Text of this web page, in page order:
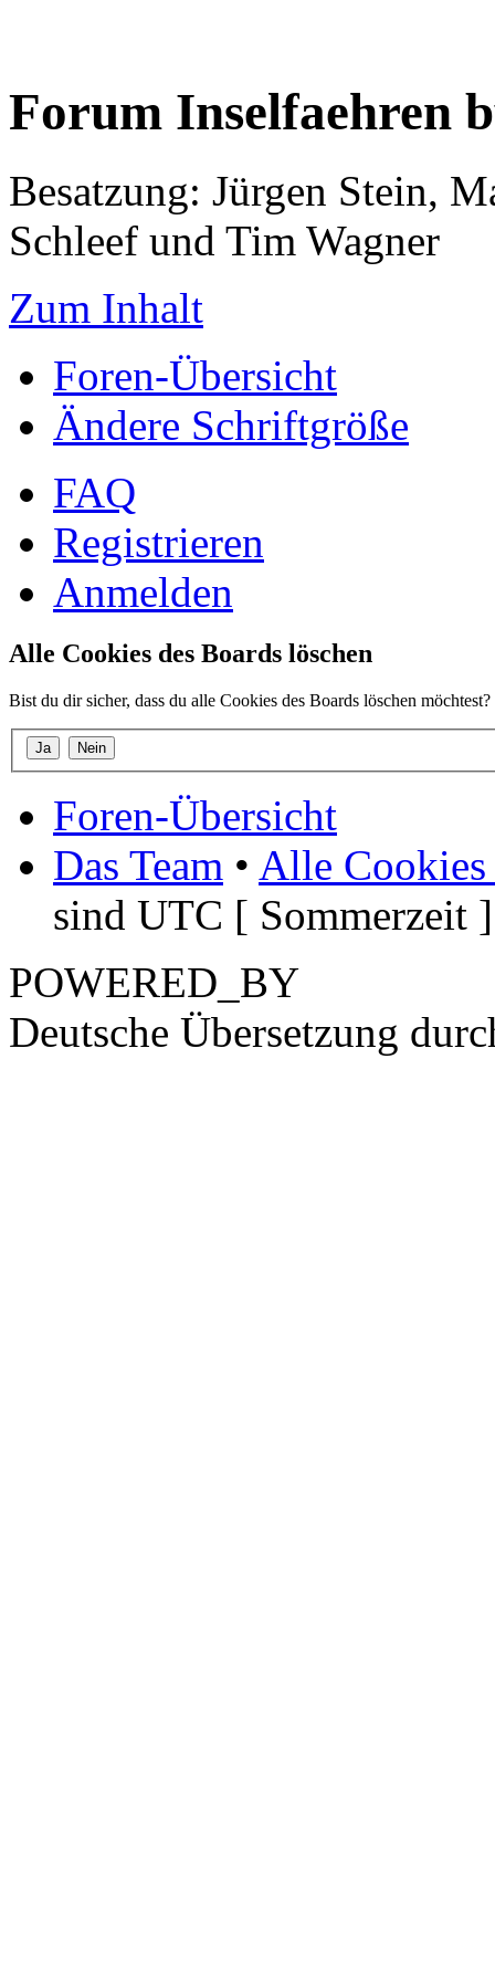
Forum Inselfaehren
Besatzung: Jürgen Stein,
Schleef und Tim Wagner
Zum Inhalt
Foren-Übersicht
Ändere Schriftgröße
FAQ
Registrieren
Anmelden
Alle Cookies des Boards löschen
Bist du dir sicher, dass du alle Cookies des Boards löschen möchtest?
Foren-Übersicht
Das Team • Alle Cookies
sind UTC [ Sommerzeit ]
POWERED_BY
Deutsche Übersetzung